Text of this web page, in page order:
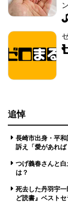
追悼
長崎市出身・平
訴え「愛があれ
つげ義春さんと
は？
死去した丹羽宇
ど読書』ベストセ